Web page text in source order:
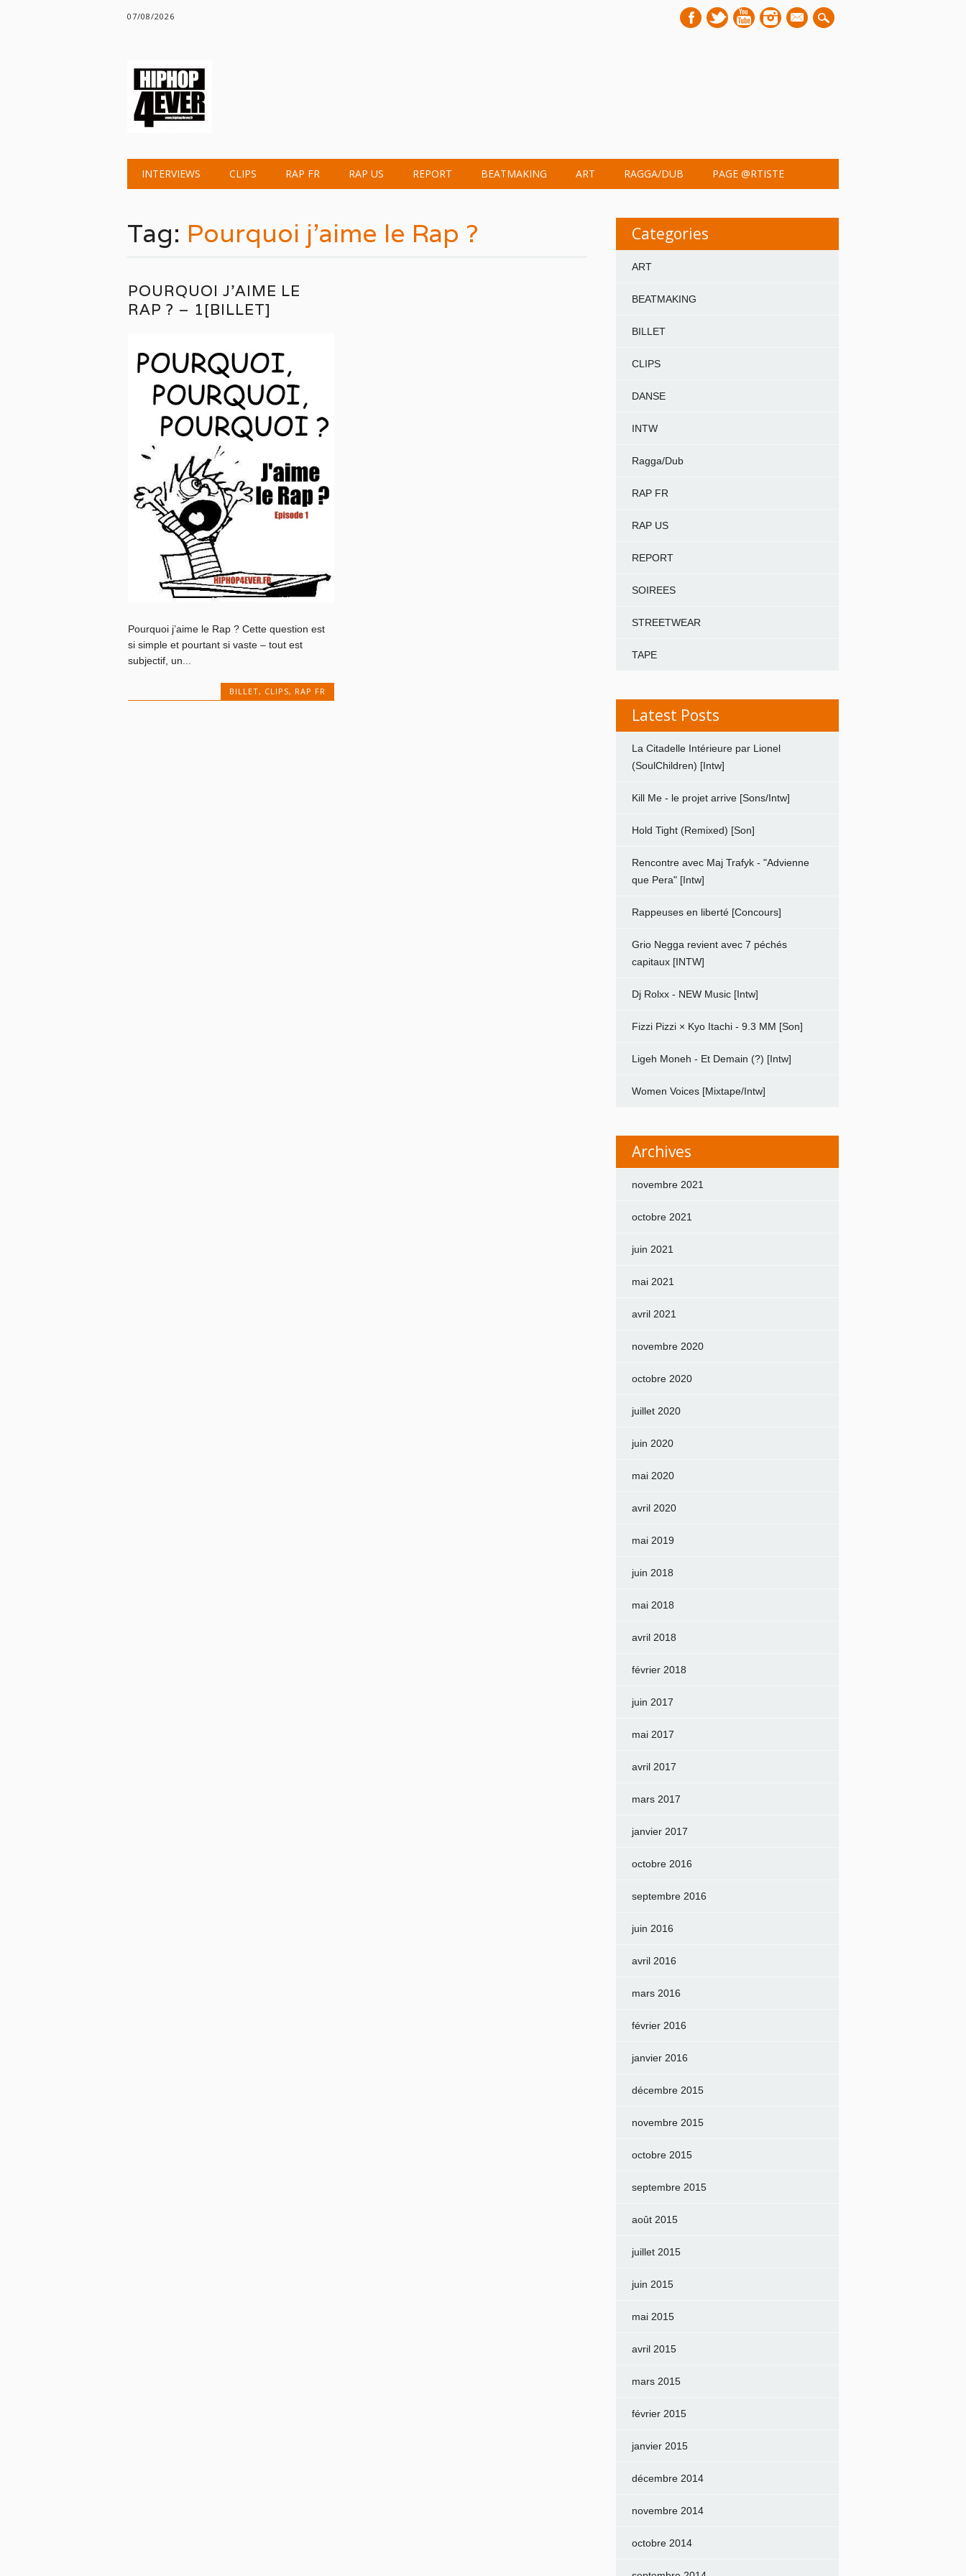
07/08/2026
mail
Main menu
INTERVIEWS CLIPS RAP FR RAP US REPORT BEATMAKING ART RAGGA/DUB PAGE @RTISTE
Tag: Pourquoi j’aime le Rap ?
POURQUOI J’AIME LE
RAP ? – 1[BILLET]
Pourquoi j’aime le Rap ? Cette question est
si simple et pourtant si vaste – tout est
subjectif, un...
BILLET, CLIPS, RAP FR
Categories
ART
BEATMAKING
BILLET
CLIPS
DANSE
INTW
Ragga/Dub
RAP FR
RAP US
REPORT
SOIREES
STREETWEAR
TAPE
Latest Posts
La Citadelle Intérieure par Lionel
(SoulChildren) [Intw]
Kill Me - le projet arrive [Sons/Intw]
Hold Tight (Remixed) [Son]
Rencontre avec Maj Trafyk - "Advienne
que Pera" [Intw]
Rappeuses en liberté [Concours]
Grio Negga revient avec 7 péchés
capitaux [INTW]
Dj Rolxx - NEW Music [Intw]
Fizzi Pizzi × Kyo Itachi - 9.3 MM [Son]
Ligeh Moneh - Et Demain (?) [Intw]
Women Voices [Mixtape/Intw]
Archives
novembre 2021
octobre 2021
juin 2021
mai 2021
avril 2021
novembre 2020
octobre 2020
juillet 2020
juin 2020
mai 2020
avril 2020
mai 2019
juin 2018
mai 2018
avril 2018
février 2018
juin 2017
mai 2017
avril 2017
mars 2017
janvier 2017
octobre 2016
septembre 2016
juin 2016
avril 2016
mars 2016
février 2016
janvier 2016
décembre 2015
novembre 2015
octobre 2015
septembre 2015
août 2015
juillet 2015
juin 2015
mai 2015
avril 2015
mars 2015
février 2015
janvier 2015
décembre 2014
novembre 2014
octobre 2014